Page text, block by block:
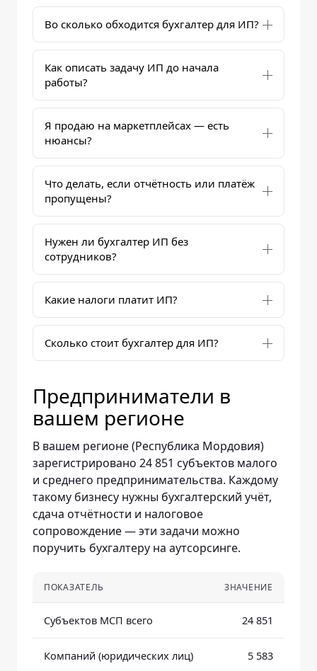
Во сколько обходится бухгалтер для ИП?
Как описать задачу ИП до начала
работы?
Я продаю на маркетплейсах — есть
нюансы?
Что делать, если отчётность или платёж
пропущены?
Нужен ли бухгалтер ИП без
сотрудников?
Какие налоги платит ИП?
Сколько стоит бухгалтер для ИП?
Предприниматели в
вашем регионе
В вашем регионе (Республика Мордовия)
зарегистрировано 24 851 субъектов малого
и среднего предпринимательства. Каждому
такому бизнесу нужны бухгалтерский учёт,
сдача отчётности и налоговое
сопровождение — эти задачи можно
поручить бухгалтеру на аутсорсинге.
ПОКАЗАТЕЛЬ ЗНАЧЕНИЕ
Субъектов МСП всего 24 851
Компаний (юридических лиц) 5 583